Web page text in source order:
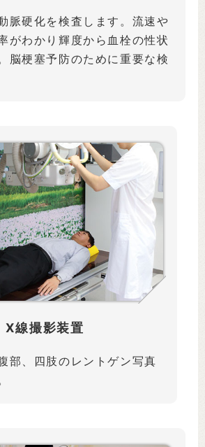
脈硬化を検査します。流速や
がわかり輝度から血栓の性状
脳梗塞予防のために重要な検
X線撮影装置
部、四肢のレントゲン写真